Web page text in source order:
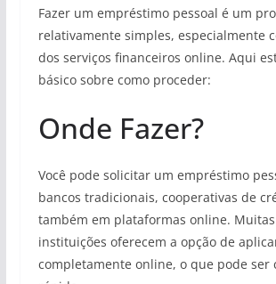
Fazer um empréstimo pessoal é um
relativamente simples, especialmente
dos serviços financeiros online. Aqui
básico sobre como proceder:
Onde Fazer?
Você pode solicitar um empréstimo
bancos tradicionais, cooperativas de
também em plataformas online. Muitas
instituições oferecem a opção de
completamente online, o que pode ser